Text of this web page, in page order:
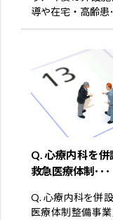
導や在宅・高齢患
Q. 心療内科を
救急医療体制･･･
Q. 心療内科を併
医療体制整備事